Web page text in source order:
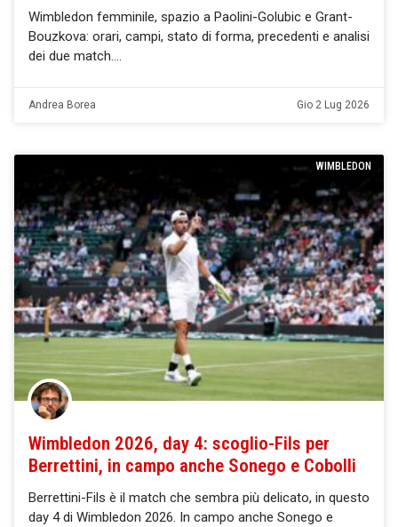
Wimbledon femminile, spazio a Paolini-Golubic e Grant-
Bouzkova: orari, campi, stato di forma, precedenti e analisi
dei due match.
Andrea Borea Gio 2 Lug 2026
WIMBLEDON
Wimbledon 2026, day 4: scoglio-Fils per
Berrettini, in campo anche Sonego e Cobolli
Berrettini-Fils è il match che sembra più delicato, in questo
day 4 di Wimbledon 2026. In campo anche Sonego e